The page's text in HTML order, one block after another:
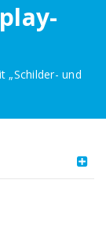
„Schilder- und